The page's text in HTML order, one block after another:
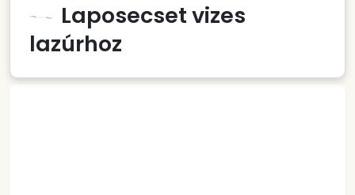
Laposecset vizes
lazúrhoz